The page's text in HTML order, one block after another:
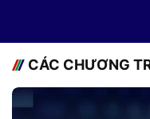
CÁC CHƯƠNG